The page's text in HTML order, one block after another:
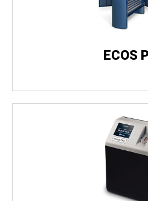
ECOS